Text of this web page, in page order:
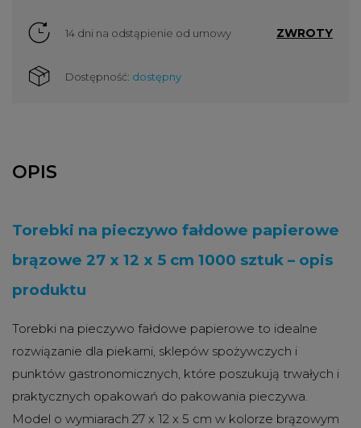
14 dni na odstąpienie od umowy ZWROTY
Dostępność: dostępny
OPIS
Torebki na pieczywo fałdowe papierowe
brązowe 27 x 12 x 5 cm 1000 sztuk – opis
produktu
Torebki na pieczywo fałdowe papierowe to idealne
rozwiązanie dla piekarni, sklepów spożywczych i
punktów gastronomicznych, które poszukują trwałych i
praktycznych opakowań do pakowania pieczywa.
Model o wymiarach 27 x 12 x 5 cm w kolorze brązowym